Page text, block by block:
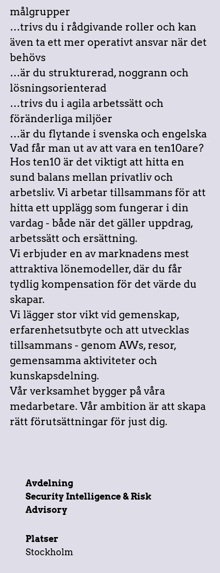
målgrupper
…trivs du i rådgivande roller och kan
även ta ett mer operativt ansvar när det
behövs
…är du strukturerad, noggrann och
lösningsorienterad
…trivs du i agila arbetssätt och
föränderliga miljöer
…är du flytande i svenska och engelska
Vad får man ut av att vara en ten10are?
Hos ten10 är det viktigt att hitta en
sund balans mellan privatliv och
arbetsliv. Vi arbetar tillsammans för att
hitta ett upplägg som fungerar i din
vardag - både när det gäller uppdrag,
arbetssätt och ersättning.
Vi erbjuder en av marknadens mest
attraktiva lönemodeller, där du får
tydlig kompensation för det värde du
skapar.
Vi lägger stor vikt vid gemenskap,
erfarenhetsutbyte och att utvecklas
tillsammans - genom AWs, resor,
gemensamma aktiviteter och
kunskapsdelning.
Vår verksamhet bygger på våra
medarbetare. Vår ambition är att skapa
rätt förutsättningar för just dig.
Avdelning
Security Intelligence & Risk
Advisory
Platser
Stockholm